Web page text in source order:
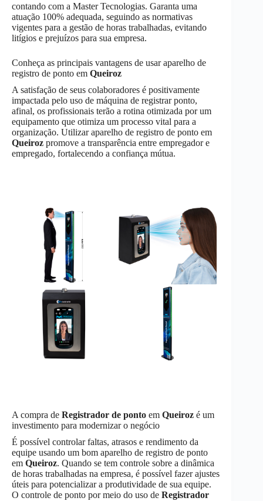
contando com a Master Tecnologias. Garanta uma
atuação 100% adequada, seguindo as normativas
vigentes para a gestão de horas trabalhadas, evitando
litígios e prejuízos para sua empresa.
Conheça as principais vantagens de usar aparelho de
registro de ponto em Queiroz
A satisfação de seus colaboradores é positivamente
impactada pelo uso de máquina de registrar ponto,
afinal, os profissionais terão a rotina otimizada por um
equipamento que otimiza um processo vital para a
organização. Utilizar aparelho de registro de ponto em
Queiroz promove a transparência entre empregador e
empregado, fortalecendo a confiança mútua.
A compra de Registrador de ponto em Queiroz é um
investimento para modernizar o negócio
É possível controlar faltas, atrasos e rendimento da
equipe usando um bom aparelho de registro de ponto
em Queiroz. Quando se tem controle sobre a dinâmica
de horas trabalhadas na empresa, é possível fazer ajustes
úteis para potencializar a produtividade de sua equipe.
O controle de ponto por meio do uso de Registrador